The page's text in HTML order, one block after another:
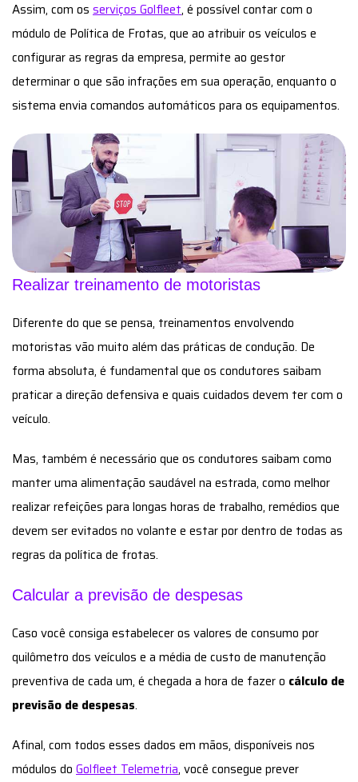
Assim, com os serviços Golfleet, é possível contar com o
módulo de Política de Frotas, que ao atribuir os veículos e
configurar as regras da empresa, permite ao gestor
determinar o que são infrações em sua operação, enquanto o
sistema envia comandos automáticos para os equipamentos.
Realizar treinamento de motoristas
Diferente do que se pensa, treinamentos envolvendo
motoristas vão muito além das práticas de condução. De
forma absoluta, é fundamental que os condutores saibam
praticar a direção defensiva e quais cuidados devem ter com o
veículo.
Mas, também é necessário que os condutores saibam como
manter uma alimentação saudável na estrada, como melhor
realizar refeições para longas horas de trabalho, remédios que
devem ser evitados no volante e estar por dentro de todas as
regras da política de frotas.
Calcular a previsão de despesas
Caso você consiga estabelecer os valores de consumo por
quilômetro dos veículos e a média de custo de manutenção
preventiva de cada um, é chegada a hora de fazer o cálculo de
previsão de despesas.
Afinal, com todos esses dados em mãos, disponíveis nos
módulos do Golfleet Telemetria, você consegue prever